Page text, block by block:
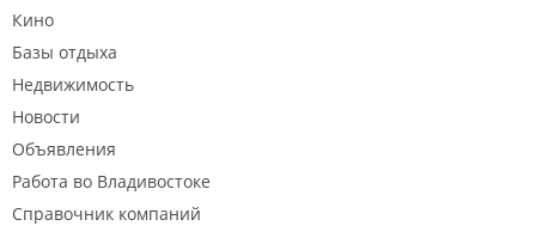
Кино
Базы отдыха
Недвижимость
Новости
Объявления
Работа во Владивостоке
Справочник компаний